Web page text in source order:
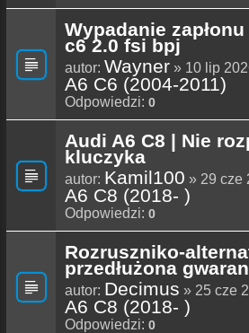
Wypadanie
c6 2.0 fsi bpj
autor: Wayner » 10 lip
A6 C6 (2004-2011)
Odpowiedzi: 0
Audi A6 C8 | Nie
kluczyka
autor: Kamil100 » 29 cze
A6 C8 (2018- )
Odpowiedzi: 0
Rozruszniko-
przedłużona
autor: Decimus » 25 cze
A6 C8 (2018- )
Odpowiedzi: 0